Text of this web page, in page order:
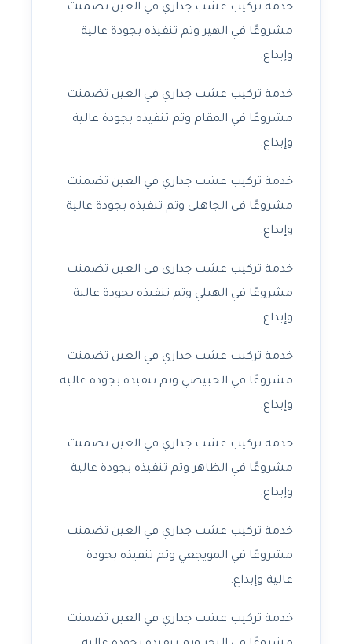
خدمة تركيب عشب جداري في العين تضمنت
مشروعًا في الهير وتم تنفيذه بجودة عالية
وإبداع.
خدمة تركيب عشب جداري في العين تضمنت
مشروعًا في المقام وتم تنفيذه بجودة عالية
وإبداع.
خدمة تركيب عشب جداري في العين تضمنت
مشروعًا في الجاهلي وتم تنفيذه بجودة عالية
وإبداع.
خدمة تركيب عشب جداري في العين تضمنت
مشروعًا في الهيلي وتم تنفيذه بجودة عالية
وإبداع.
خدمة تركيب عشب جداري في العين تضمنت
مشروعًا في الخبيصي وتم تنفيذه بجودة عالية
وإبداع.
خدمة تركيب عشب جداري في العين تضمنت
مشروعًا في الظاهر وتم تنفيذه بجودة عالية
وإبداع.
خدمة تركيب عشب جداري في العين تضمنت
مشروعًا في المويجعي وتم تنفيذه بجودة
عالية وإبداع.
خدمة تركيب عشب جداري في العين تضمنت